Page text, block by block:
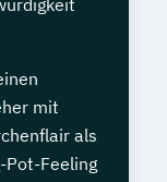
mit
als
Feeling